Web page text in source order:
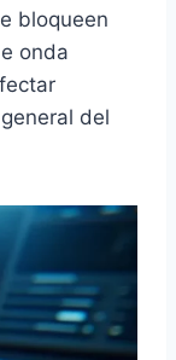
bloqueen
onda
del